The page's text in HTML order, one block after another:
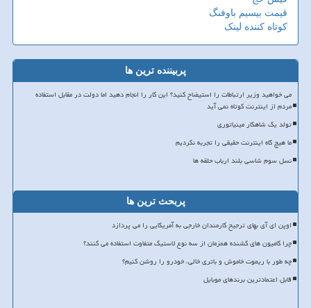
قیمت بیسیم باوفنگ
کوتاه کننده لینک
پربیننده ترین ها
می خواهید وزیر ارتباطات را استیضاح کنید؟ این کار را انجام دهید اما دولت در مقابل استفاده
مردم از اینترنت کوتاه نمی آید
تولد یک شاهکار مینیاتوری
ما هیچ گاه اینترنت حقیقی را تجربه نکردیم
نسل سوم شاسی بلند ارباب حلقه ها
پربحث ترین ها
اوپن ای آی بهای ترجیح کارمندان خارجی به آمریکایی را می پردازد
چرا کامیون های کشنده همزمان از سه نوع لاستیک متفاوت استفاده می کنند؟
چه طور با ریموت خاموش و باتری خالی، خودرو را روشن کنیم؟
قابل اعتمادترین برندهای موبایل